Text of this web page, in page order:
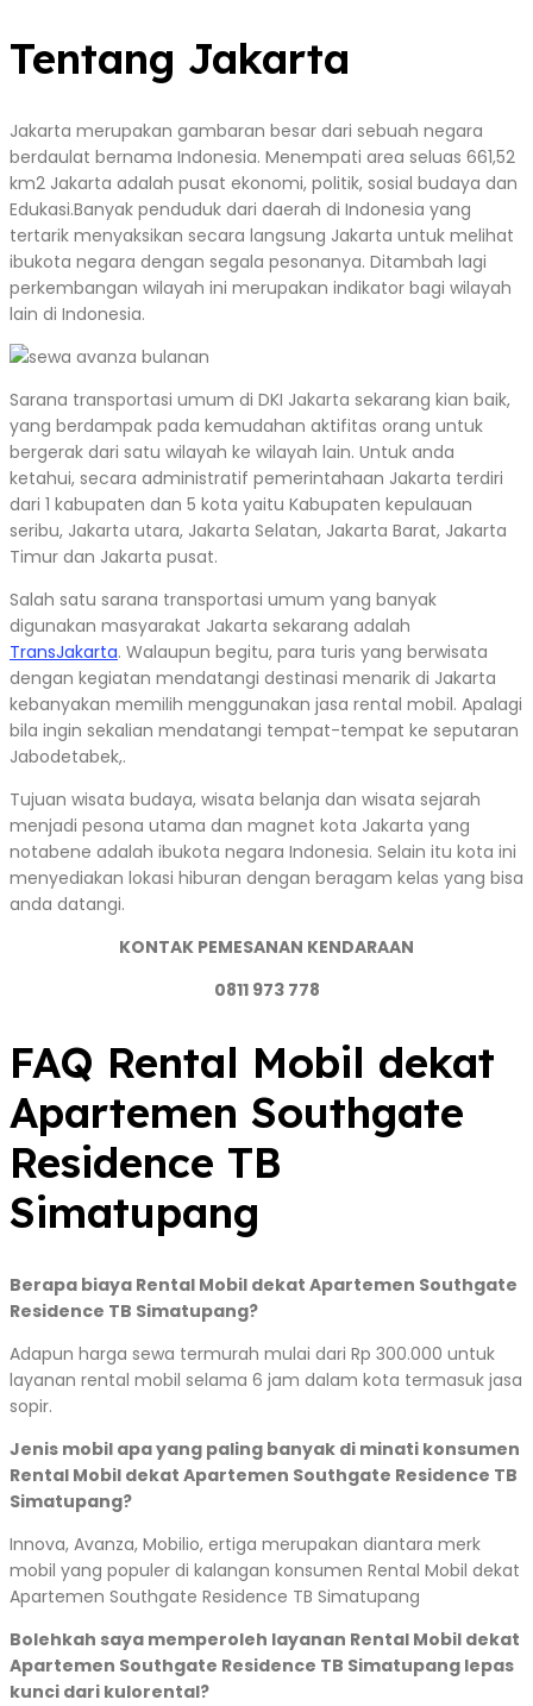
Tentang Jakarta
Jakarta merupakan gambaran besar dari sebuah negara
berdaulat bernama Indonesia. Menempati area seluas 661,52
km2 Jakarta adalah pusat ekonomi, politik, sosial budaya dan
Edukasi.Banyak penduduk dari daerah di Indonesia yang
tertarik menyaksikan secara langsung Jakarta untuk melihat
ibukota negara dengan segala pesonanya. Ditambah lagi
perkembangan wilayah ini merupakan indikator bagi wilayah
lain di Indonesia.
Sarana transportasi umum di DKI Jakarta sekarang kian baik,
yang berdampak pada kemudahan aktifitas orang untuk
bergerak dari satu wilayah ke wilayah lain. Untuk anda
ketahui, secara administratif pemerintahaan Jakarta terdiri
dari 1 kabupaten dan 5 kota yaitu Kabupaten kepulauan
seribu, Jakarta utara, Jakarta Selatan, Jakarta Barat, Jakarta
Timur dan Jakarta pusat.
Salah satu sarana transportasi umum yang banyak
digunakan masyarakat Jakarta sekarang adalah
TransJakarta. Walaupun begitu, para turis yang berwisata
dengan kegiatan mendatangi destinasi menarik di Jakarta
kebanyakan memilih menggunakan jasa rental mobil. Apalagi
bila ingin sekalian mendatangi tempat-tempat ke seputaran
Jabodetabek,.
Tujuan wisata budaya, wisata belanja dan wisata sejarah
menjadi pesona utama dan magnet kota Jakarta yang
notabene adalah ibukota negara Indonesia. Selain itu kota ini
menyediakan lokasi hiburan dengan beragam kelas yang bisa
anda datangi.
KONTAK PEMESANAN KENDARAAN
0811 973 778
FAQ Rental Mobil dekat
Apartemen Southgate
Residence TB
Simatupang
Berapa biaya Rental Mobil dekat Apartemen Southgate
Residence TB Simatupang?
Adapun harga sewa termurah mulai dari Rp 300.000 untuk
layanan rental mobil selama 6 jam dalam kota termasuk jasa
sopir.
Jenis mobil apa yang paling banyak di minati konsumen
Rental Mobil dekat Apartemen Southgate Residence TB
Simatupang?
Innova, Avanza, Mobilio, ertiga merupakan diantara merk
mobil yang populer di kalangan konsumen Rental Mobil dekat
Apartemen Southgate Residence TB Simatupang
Bolehkah saya memperoleh layanan Rental Mobil dekat
Apartemen Southgate Residence TB Simatupang lepas
kunci dari kulorental?